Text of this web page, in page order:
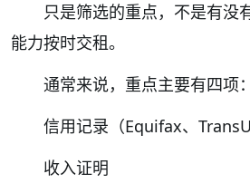
只是筛选的重点，不是有没
能力按时交租。
通常来说，重点主要有四项：
信用记录（Equifax、
收入证明